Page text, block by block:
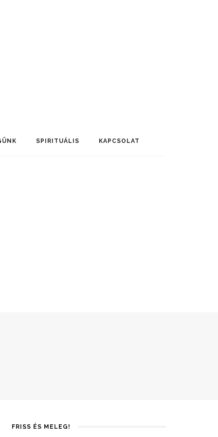
SPIRITUÁLIS KAPCSOLAT
FRISS ÉS MELEG!